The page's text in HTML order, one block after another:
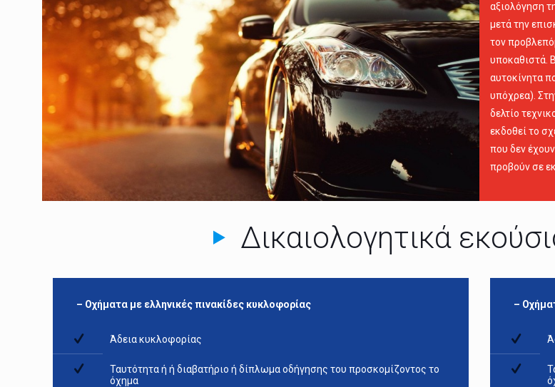
αξιολόγηση
μετά την
τον
υποκαθιστά.
αυτοκίνητα
υπόχρεα).
δελτίο
εκδοθεί το
που δεν
προβούν σε
Δικαιολογητικά
– Οχήματα με ελληνικές πινακίδες κυκλοφορίας
Άδεια κυκλοφορίας
Ταυτότητα ή ή διαβατήριο ή δίπλωμα οδήγησης του προσκομίζοντος το
όχημα
–